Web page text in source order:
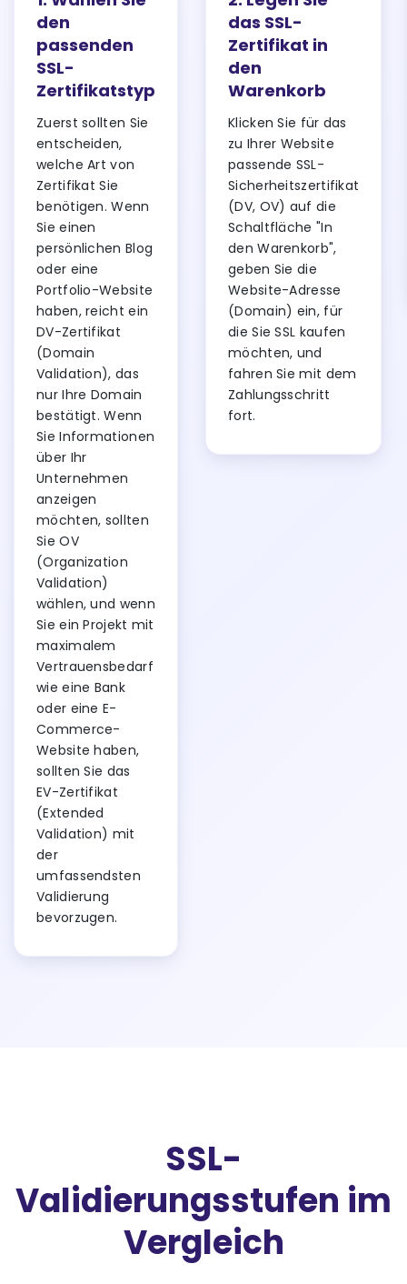
den
passenden
SSL-
Zertifikatstyp
Zuerst sollten Sie
entscheiden,
welche Art von
Zertifikat Sie
benötigen. Wenn
Sie einen
persönlichen Blog
oder eine
Portfolio-Website
haben, reicht ein
DV-Zertifikat
(Domain
Validation), das
nur Ihre Domain
bestätigt. Wenn
Sie Informationen
über Ihr
Unternehmen
anzeigen
möchten, sollten
Sie OV
(Organization
Validation)
wählen, und wenn
Sie ein Projekt mit
maximalem
Vertrauensbedarf
wie eine Bank
oder eine E-
Commerce-
Website haben,
sollten Sie das
EV-Zertifikat
(Extended
Validation) mit
der
umfassendsten
Validierung
bevorzugen.
das SSL-
Zertifikat in
den
Warenkorb
Klicken Sie für das
zu Ihrer Website
passende SSL-
Sicherheitszertifikat
(DV, OV) auf die
Schaltfläche "In
den Warenkorb",
geben Sie die
Website-Adresse
(Domain) ein, für
die Sie SSL kaufen
möchten, und
fahren Sie mit dem
Zahlungsschritt
fort.
SSL-
Validierungsstufen im
Vergleich